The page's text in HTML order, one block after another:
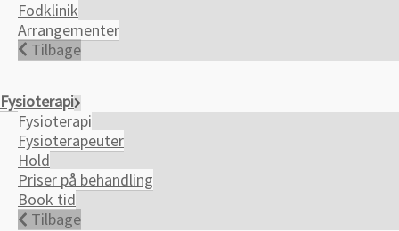
Fodklinik
Arrangementer
Tilbage
Fysioterapi
Fysioterapi
Fysioterapeuter
Hold
Priser på behandling
Book tid
Tilbage